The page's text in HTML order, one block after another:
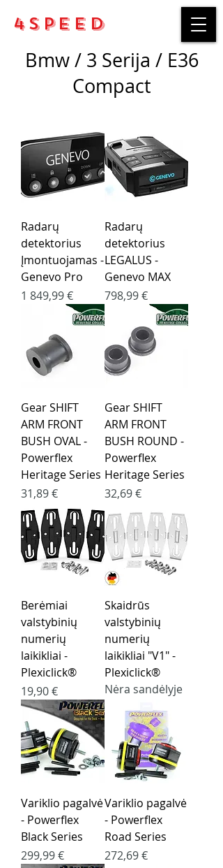
4Speed
Bmw / 3 Serija / E36
Compact
Radarų
detektorius
Įmontuojamas -
Genevo Pro
Kaina
1 849,99 €
Radarų
detektorius
LEGALUS -
Genevo MAX
Kaina
798,99 €
Gear SHIFT
ARM FRONT
BUSH OVAL -
Powerflex
Heritage Series
Kaina
31,89 €
Gear SHIFT
ARM FRONT
BUSH ROUND -
Powerflex
Heritage Series
Kaina
32,69 €
Berėmiai
valstybinių
numerių
laikikliai -
Plexiclick®
Kaina
19,90 €
Skaidrūs
valstybinių
numerių
laikikliai "V1" -
Plexiclick®
Nėra sandėlyje
Variklio pagalvė
- Powerflex
Black Series
Kaina
299,99 €
Variklio pagalvė
- Powerflex
Road Series
Kaina
272,69 €